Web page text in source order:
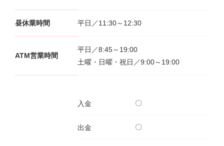
サービスのご案内
※たいこうNaviはウェルスナビ株式会社が提供するサービスです。
法人のお客さま
たいこうオフィスe-バンキング
昼休業時間 平日／11:30～12:30
ATM営業時間
平日／8:45～19:00
土曜・日曜・祝日／9:00～19:00
入金 〇
出金 〇